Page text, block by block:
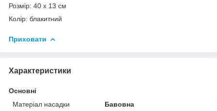
Розмір: 40 х 13 см
Колір: блакитний
Приховати
Характеристики
Основні
Матеріал насадки
Бавовна